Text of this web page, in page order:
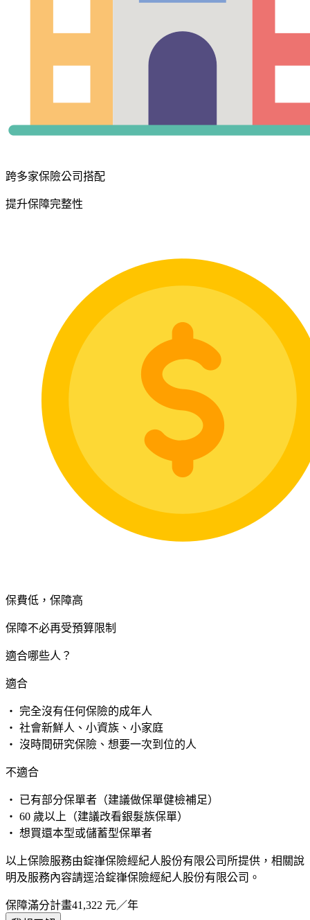
跨多家保險公司搭配
提升保障完整性
保費低，保障高
保障不必再受預算限制
適合哪些人？
適合
・ 完全沒有任何保險的成年人
・ 社會新鮮人、小資族、小家庭
・ 沒時間研究保險、想要一次到位的人
不適合
・ 已有部分保單者（建議做保單健檢補足）
・ 60 歲以上（建議改看銀髮族保單）
・ 想買還本型或儲蓄型保單者
以上保險服務由錠嵂保險經紀人股份有限公司所提供，相關說
明及服務內容請逕洽錠嵂保險經紀人股份有限公司。
保障滿分計畫41,322 元／年